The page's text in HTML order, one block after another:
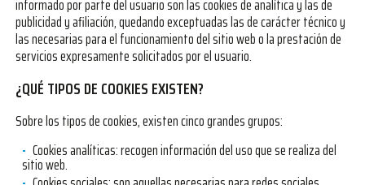
informado por parte del usuario son las cookies de analítica y las de
publicidad y afiliación, quedando exceptuadas las de carácter técnico y
las necesarias para el funcionamiento del sitio web o la prestación de
servicios expresamente solicitados por el usuario.
¿QUÉ TIPOS DE COOKIES EXISTEN?
Sobre los tipos de cookies, existen cinco grandes grupos:
Cookies analíticas: recogen información del uso que se realiza del
sitio web.